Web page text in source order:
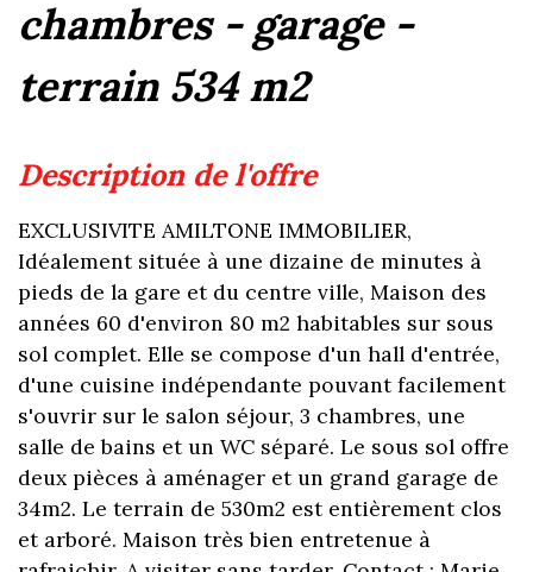
chambres - garage -
terrain 534 m2
description de l'offre
EXCLUSIVITE AMILTONE IMMOBILIER,
Idéalement située à une dizaine de minutes à
pieds de la gare et du centre ville, Maison des
années 60 d'environ 80 m2 habitables sur sous
sol complet. Elle se compose d'un hall d'entrée,
d'une cuisine indépendante pouvant facilement
s'ouvrir sur le salon séjour, 3 chambres, une
salle de bains et un WC séparé. Le sous sol offre
deux pièces à aménager et un grand garage de
34m2. Le terrain de 530m2 est entièrement clos
et arboré. Maison très bien entretenue à